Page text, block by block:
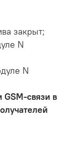
закрыт;
N
N
GSM-связи в